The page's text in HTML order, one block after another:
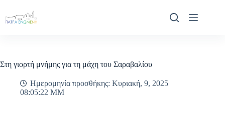
περιεχόμενο
Στη γιορτή μνήμης για τη μάχη του Σαραβαλίου
Ημερομηνία προσθήκης: Κυριακή, 9, 2025
08:05:22 ΜΜ